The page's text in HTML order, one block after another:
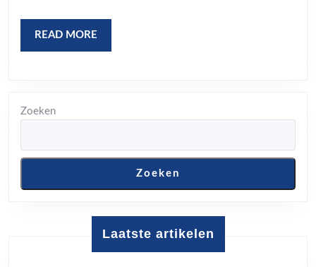
READ MORE
MORE
Zoeken
Zoeken
Laatste artikelen